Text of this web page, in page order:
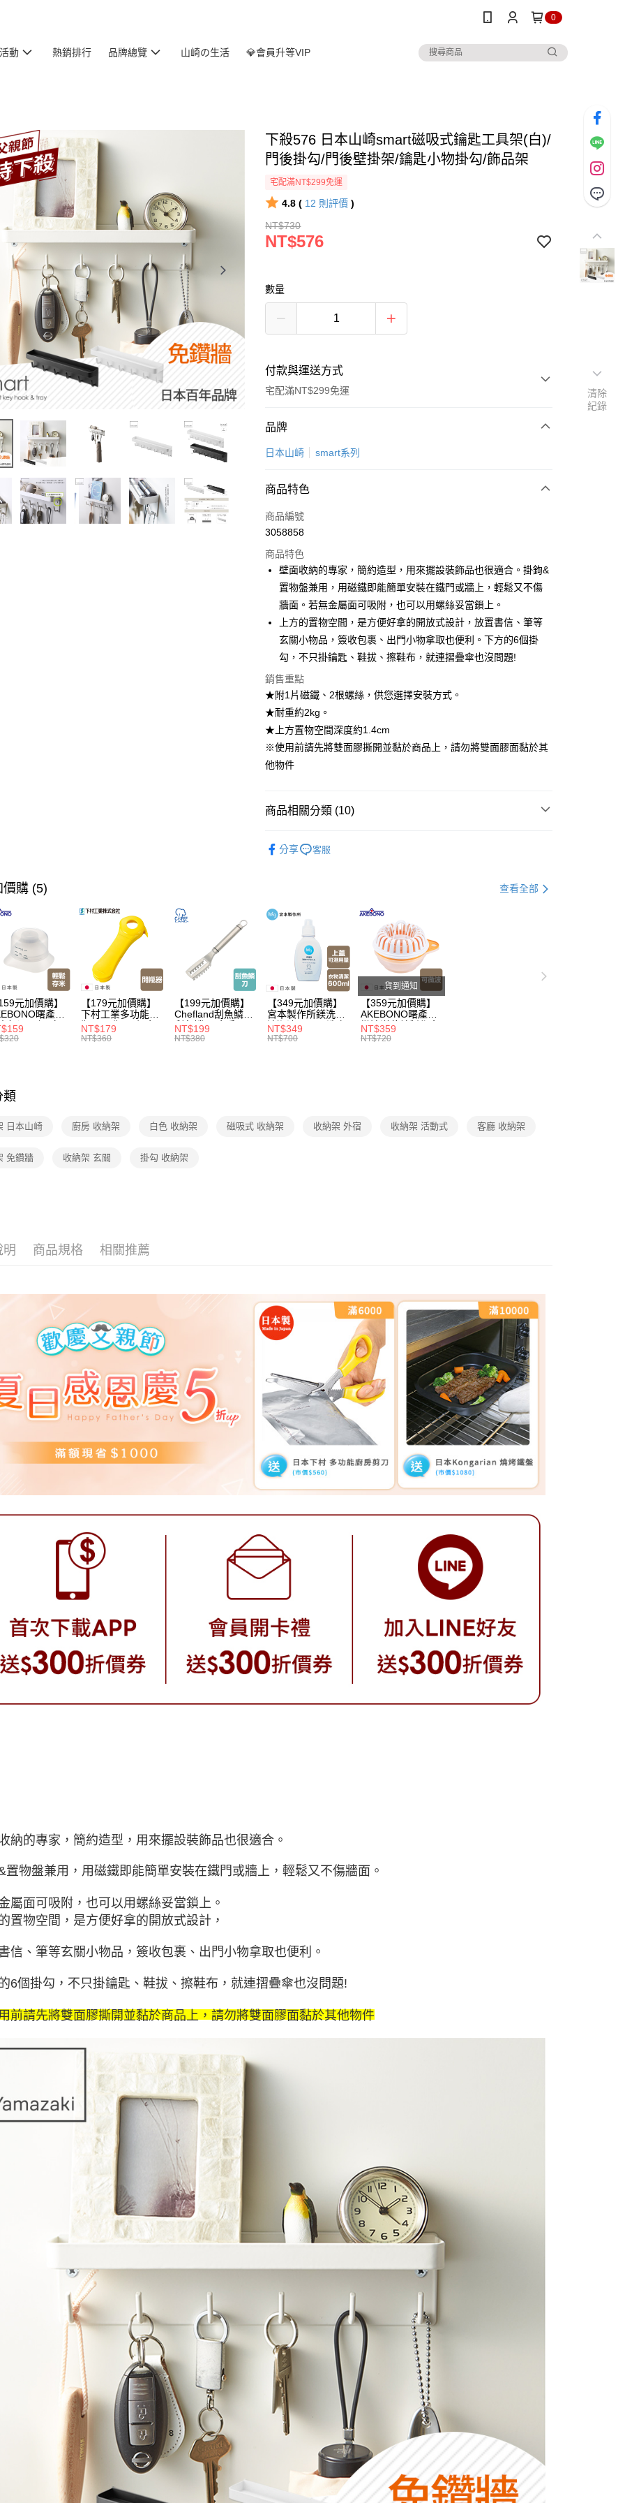
0
動 熱銷排行 品牌總覽 山崎の生活 💎會員升等VIP
下殺576 日本山崎smart磁吸式鑰匙工具架(白)/
門後掛勾/門後壁掛架/鑰匙小物掛勾/飾品架
宅配滿NT$299免運
4.8 ( 12 則評價 )
NT$730
NT$576
數量
付款與運送方式
宅配滿NT$299免運
付款方式
信用卡一次付款
Apple Pay
悠遊付
Google Pay
全盈+PAY
大哥付你分期
【大哥付你分期使用說明】
1.本服務由台灣大哥大提供，台灣大哥大用戶可立即使用無須另外申請。
2.付款方式選擇「大哥付你分期」，訂單成立後會自動跳轉到大哥付的交易
流程，驗證手機門號後，選擇欲分期的期數、繳款截止日，確認付款後即
完成交易。
3.實際核准額度、可分期數及費用金額請依後續交易確認頁面所載為準。
4.訂單成立30分鐘內，如未前往確認交易或遇審核未通過，訂單將自動取
消。如遇「轉專審核」未通過狀況，表示未達大哥付你分期系統評分，恕
無法說明評估內容。
2.透過簡訊連結打開帳單後，可選擇「超商條碼／台灣大直營門市／銀行轉
【注意事項】
款買賣價金債權讓與本公司後，依約使用本公司帳單繳交帳款。
資料（包含姓名、電話或地址）提供予台灣大哥大進項蒐集、處理及利
用，由本公司與您本人進行分期帳單所需資料之確認、核對及更正。
3.完整用戶服務條款，請詳閱以下連結：https://oppay.tw/userRule
ATM付款
運送方式
全家取貨付款
每筆NT$100，滿NT$499(含以上)免運費
每筆NT$100，滿NT$499(含以上)免運費
每筆NT$100，滿NT$499(含以上)免運費
宅配【父親節大回饋】限時$299免運
每筆NT$150，滿NT$299(含以上)免運費
品牌
日本山崎 smart系列
商品特色
商品編號
3058858
商品特色
壁面收納的專家，簡約造型，用來擺設裝飾品也很適合。掛鉤&
置物盤兼用，用磁鐵即能簡單安裝在鐵門或牆上，輕鬆又不傷
牆面。若無金屬面可吸附，也可以用螺絲妥當鎖上。
上方的置物空間，是方便好拿的開放式設計，放置書信、筆等
玄關小物品，簽收包裹、出門小物拿取也便利。下方的6個掛
勾，不只掛鑰匙、鞋拔、擦鞋布，就連摺疊傘也沒問題!
銷售重點
★附1片磁鐵、2根螺絲，供您選擇安裝方式。
★耐重約2kg。
★上方置物空間深度約1.4cm
※使用前請先將雙面膠撕開並黏於商品上，請勿將雙面膠面黏於其
他物件
商品相關分類 (10)
▶山崎磁吸商品滿額加碼送↘無
【🎉歡慶父親節 瘋殺5折up】
▶父親節下殺5折up｜官網獨家只
【本月主打】 ▶超商取貨專區｜限時優惠
【🎉歡慶父親節 瘋殺5折up】 ▶大人氣！父親節熱銷排行榜！
【🎉歡慶父親節 瘋殺5折up】
▶【限時加價購$159up】官網獨
家搶購！
【🎉歡慶父親節 瘋殺5折up】
分享 客服
價購 (5) 查看全部
元加價購】
曙產業
杯漏斗組(白)/
杯/米桶/量米
【179元加價購】
下村工業多功能開
瓶器/開瓶器/餐廚
用品/料理道具/任
NT$179
NT$360
【199元加價購】
Chefland刮魚鱗刀/
刮魚鱗器/廚房用
品/料理道具/任二
NT$199
NT$380
【349元加價購】
宮本製作所鎂洗衣
清潔液600ml/洗衣
精/洗衣鎂/洗衣用
NT$349
NT$700
貨到通知
【359元加價購】
AKEBONO曙產業
微波洋芋片製作盒/
料理盒/健康零食/
NT$359
NT$720
類
日本山崎 廚房 收納架 白色 收納架 磁吸式 收納架 收納架 外宿 收納架 活動式 客廳 收納架
免鑽牆 收納架 玄關 掛勾 收納架
明 商品規格 相關推薦
納的專家，簡約造型，用來擺設裝飾品也很適合。
置物盤兼用，用磁鐵即能簡單安裝在鐵門或牆上，輕鬆又不傷牆面。
屬面可吸附，也可以用螺絲妥當鎖上。
置物空間，是方便好拿的開放式設計，
信、筆等玄關小物品，簽收包裹、出門小物拿取也便利。
6個掛勾，不只掛鑰匙、鞋拔、擦鞋布，就連摺疊傘也沒問題!
前請先將雙面膠撕開並黏於商品上，請勿將雙面膠面黏於其他物件
清除
紀錄